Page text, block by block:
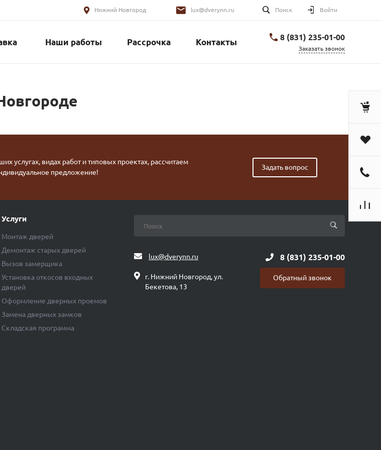
Нижний Новгород lux@dverynn.ru Поиск Войти
Наши работы Рассрочка Контакты
8 (831) 235-01-00
Заказать звонок
услугах, видах работ и типовых проектах, рассчитаем
предложение!
Задать вопрос
Услуги
Монтаж дверей
Демонтаж старых дверей
Вызов замерщика
Установка откосов входных
дверей
Оформление дверных проемов
Замена дверных замков
Складская программа
lux@dverynn.ru
г. Нижний Новгород, ул.
Бекетова, 13
8 (831) 235-01-00
Обратный звонок